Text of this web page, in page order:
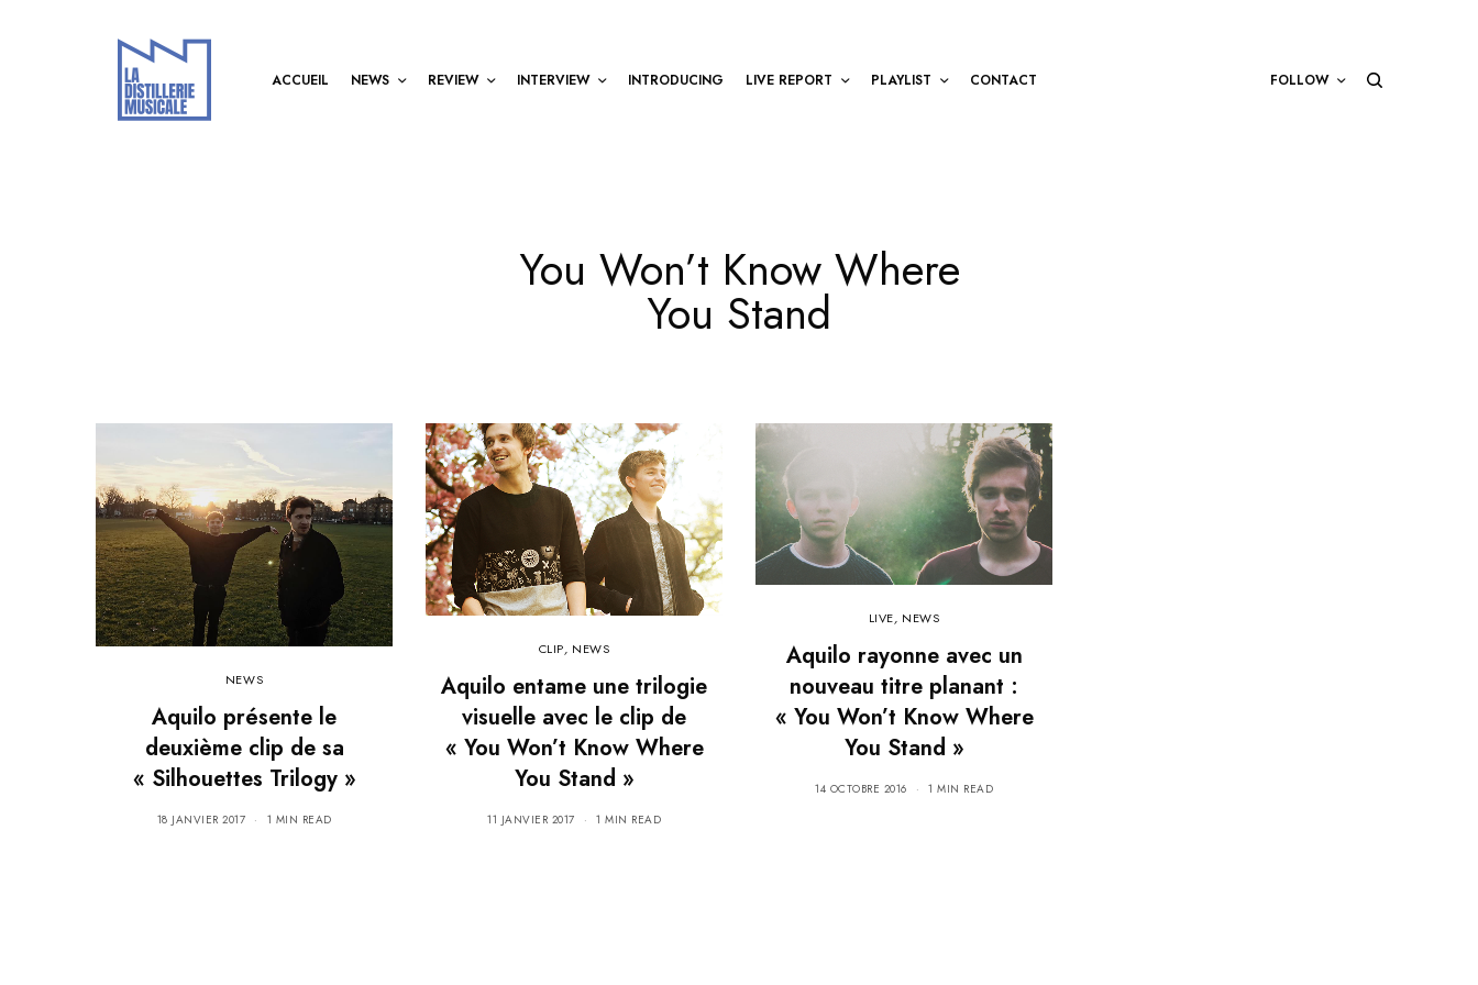
ACCUEIL NEWS REVIEW INTERVIEW INTRODUCING LIVE REPORT PLAYLIST CONTACT FOLLOW
You Won’t Know Where
You Stand
NEWS
Aquilo présente le
deuxième clip de sa
« Silhouettes Trilogy »
18 JANVIER 2017 1 MIN READ
CLIP, NEWS
Aquilo entame une trilogie
visuelle avec le clip de
« You Won’t Know Where
You Stand »
11 JANVIER 2017 1 MIN READ
LIVE, NEWS
Aquilo rayonne avec un
nouveau titre planant :
« You Won’t Know Where
You Stand »
14 OCTOBRE 2016 1 MIN READ